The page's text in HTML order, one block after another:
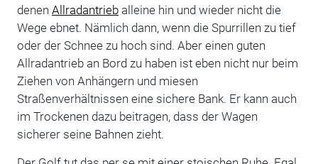
denen Allradantrieballeine hin und wieder nicht die
Wege ebnet. Nämlich dann, wenn die Spurrillen zu tief
oder der Schnee zu hoch sind. Aber einen guten
Allradantrieb an Bord zu haben ist eben nicht nur beim
Ziehen von Anhängern und miesen
Straßenverhältnissen eine sichere Bank. Er kann auch
im Trockenen dazu beitragen, dass der Wagen
sicherer seine Bahnen zieht.